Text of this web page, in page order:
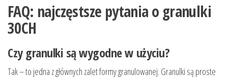
FAQ: najczęstsze pytania o granulki
30CH
Czy granulki są wygodne w użyciu?
Tak – to jedna z głównych zalet formy granulowanej. Granulki są proste